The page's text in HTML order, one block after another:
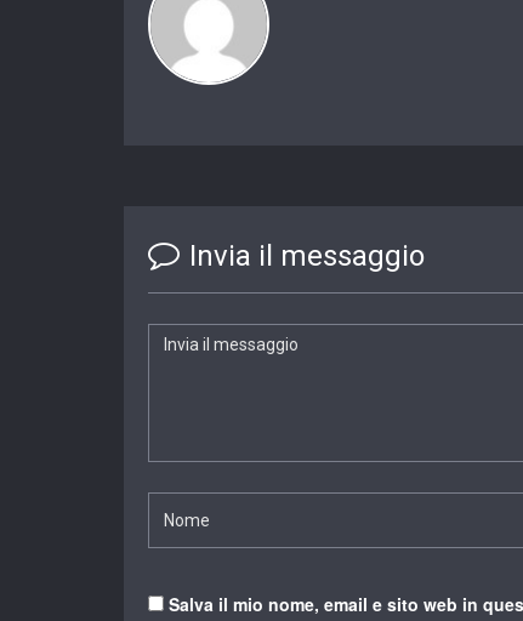
Invia il messaggio
Salva il mio nome, email e sito web in